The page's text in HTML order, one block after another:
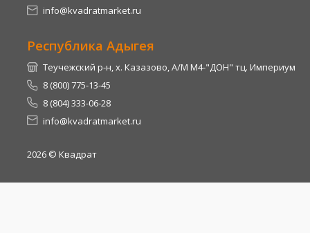
info@kvadratmarket.ru
Республика Адыгея
Теучежский р-н, х. Казазово, А/М М4-"ДОН" тц. Империум
8 (800) 775-13-45
8 (804) 333-06-28
info@kvadratmarket.ru
2026 © Квадрат